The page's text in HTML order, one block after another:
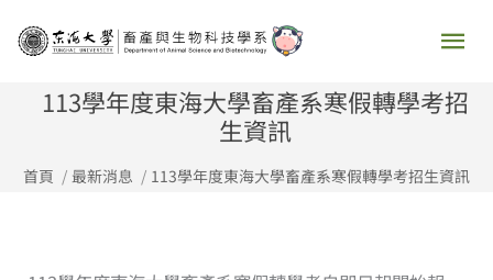
主
要
113學年度東海大學畜產系寒假轉學考招
生資訊
首頁 最新消息 113學年度東海大學畜產系寒假轉學考招生資訊